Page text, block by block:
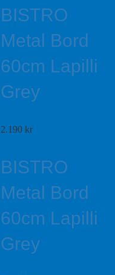
BISTRO
Metal Bord
60cm Lapilli
Grey
2.190 kr
BISTRO
Metal Bord
60cm Lapilli
Grey